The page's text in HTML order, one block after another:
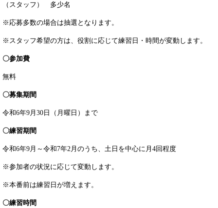
（スタッフ） 多少名
※応募多数の場合は抽選となります。
※スタッフ希望の方は、役割に応じて練習日・時間が変動します。
〇参加費
無料
〇募集期間
令和6年9月30日（月曜日）まで
〇練習期間
令和6年9月～令和7年2月のうち、土日を中心に月4回程度
※参加者の状況に応じて変動します。
※本番前は練習日が増えます。
〇練習時間